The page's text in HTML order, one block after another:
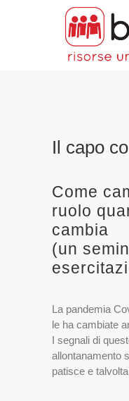
Il capo
Come
ruolo
cambia
(un
La pandemia
le ha cambiate
I segnali di
allontanamento
patisce e